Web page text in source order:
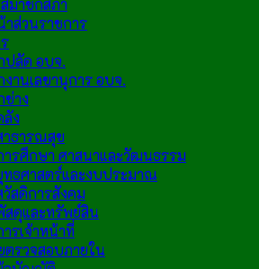
มาชิกสภา
าส่วนราชการ
ปลัด อบจ.
านเลขานุการ อบจ.
ช่าง
ง
าธารณสุข
ารศึกษา ศาสนาและวัฒนธรรม
ทธศาสตร์และงบประมาณ
สดิการสังคม
สดุและทรัพย์สิน
รเจ้าหน้าที่
ตรวจสอบภายใน